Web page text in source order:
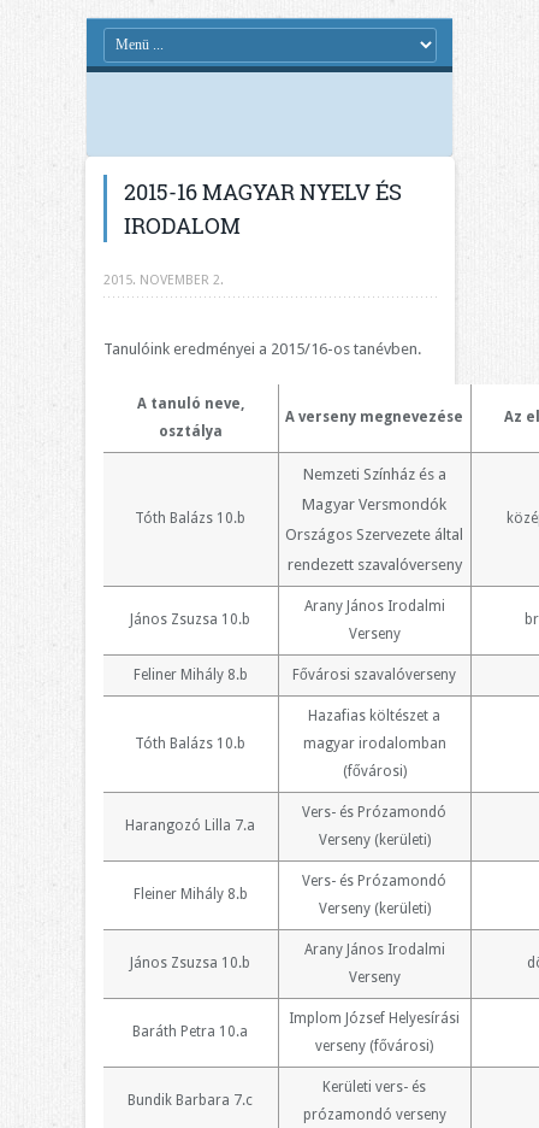
2015-16 MAGYAR NYELV ÉS
IRODALOM
2015. NOVEMBER 2.
Tanulóink eredményei a 2015/16-os tanévben.
A tanuló neve,
osztálya
A verseny megnevezése Az
Tóth Balázs 10.b
Nemzeti Színház és a
Magyar Versmondók
Országos Szervezete által
rendezett szavalóverseny
János Zsuzsa 10.b
Arany János Irodalmi
Verseny
Feliner Mihály 8.b Fővárosi szavalóverseny
Tóth Balázs 10.b
Hazafias költészet a
magyar irodalomban
(fővárosi)
Harangozó Lilla 7.a
Vers- és Prózamondó
Verseny (kerületi)
Fleiner Mihály 8.b
Vers- és Prózamondó
Verseny (kerületi)
János Zsuzsa 10.b
Arany János Irodalmi
Verseny
Baráth Petra 10.a
Implom József Helyesírási
verseny (fővárosi)
Bundik Barbara 7.c
Kerületi vers- és
prózamondó verseny